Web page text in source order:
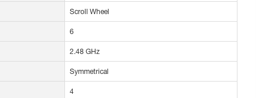
Scroll Wheel
6
2.48 GHz
Symmetrical
4